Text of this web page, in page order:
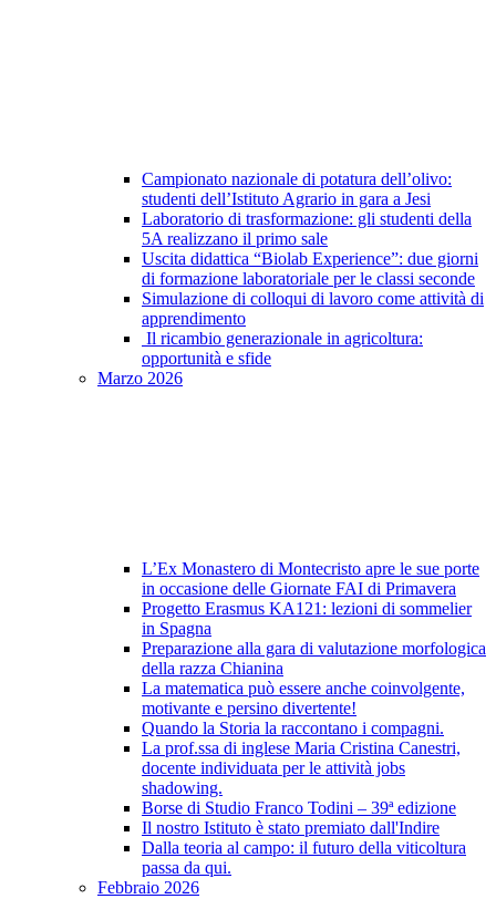
Campionato nazionale di potatura dell’olivo:
studenti dell’Istituto Agrario in gara a Jesi
Laboratorio di trasformazione: gli studenti della
5A realizzano il primo sale
Uscita didattica “Biolab Experience”: due giorni
di formazione laboratoriale per le classi seconde
Simulazione di colloqui di lavoro come attività di
apprendimento
Il ricambio generazionale in agricoltura:
opportunità e sfide
Marzo 2026
L’Ex Monastero di Montecristo apre le sue porte
in occasione delle Giornate FAI di Primavera
Progetto Erasmus KA121: lezioni di sommelier
in Spagna
Preparazione alla gara di valutazione morfologica
della razza Chianina
La matematica può essere anche coinvolgente,
motivante e persino divertente!
Quando la Storia la raccontano i compagni.
La prof.ssa di inglese Maria Cristina Canestri,
docente individuata per le attività jobs
shadowing.
Borse di Studio Franco Todini – 39ª edizione
Il nostro Istituto è stato premiato dall'Indire
Dalla teoria al campo: il futuro della viticoltura
passa da qui.
Febbraio 2026